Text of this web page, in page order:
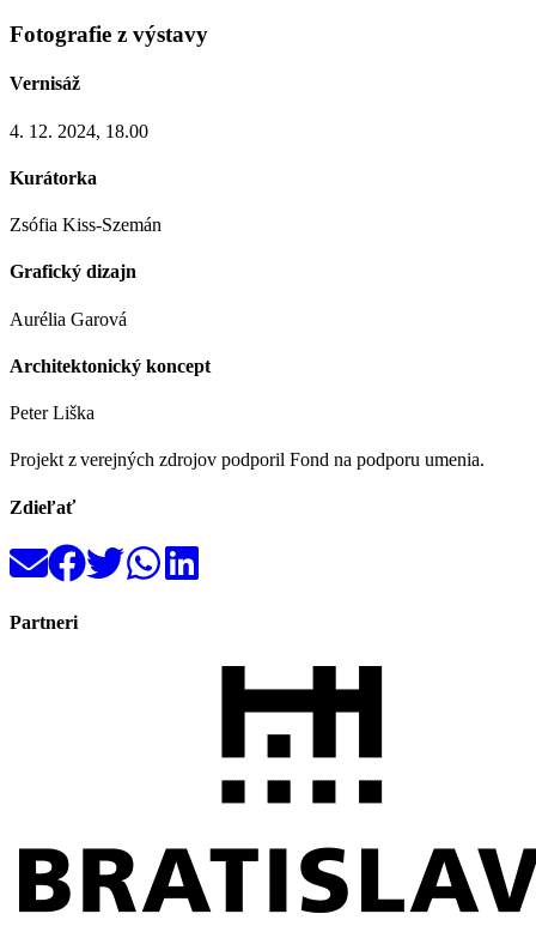
Fotografie z výstavy
Vernisáž
4. 12. 2024, 18.00
Kurátorka
Zsófia Kiss-Szemán
Grafický dizajn
Aurélia Garová
Architektonický koncept
Peter Liška
Projekt z verejných zdrojov podporil Fond na podporu umenia.
Zdieľať
Partneri